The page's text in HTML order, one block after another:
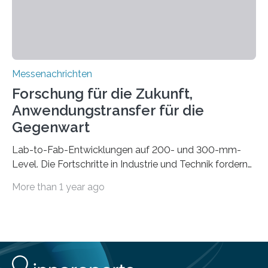
Messenachrichten
Forschung für die Zukunft,
Anwendungstransfer für die
Gegenwart
Lab-to-Fab-Entwicklungen auf 200- und 300-mm-
Level. Die Fortschritte in Industrie und Technik fordern
Mikrochips, sowohl aus technischer, wirtschaftlicher, als
dabei als starker Partner der Industrie etabliert. Das
Serviceangebot umfasst alle Schritte »from lab to fab«
More than 1 year ago